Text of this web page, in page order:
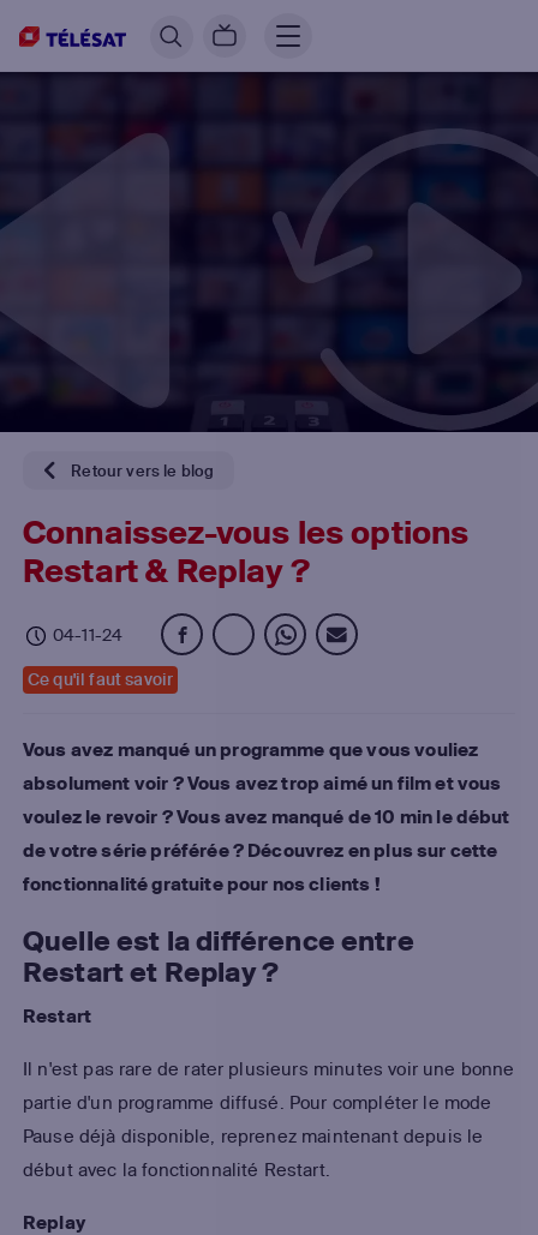
Retour vers le blog
Connaissez-vous les options
Restart & Replay ?
04-11-24
Ce qu'il faut savoir
Vous avez manqué un programme que vous vouliez
absolument voir ? Vous avez trop aimé un film et vous
voulez le revoir ? Vous avez manqué de 10 min le début
de votre série préférée ? Découvrez en plus sur cette
fonctionnalité gratuite pour nos clients !
Quelle est la différence entre
Restart et Replay ?
Restart
Il n'est pas rare de rater plusieurs minutes voir une bonne
partie d'un programme diffusé. Pour compléter le mode
Pause déjà disponible, reprenez maintenant depuis le
début avec la fonctionnalité Restart.
Replay